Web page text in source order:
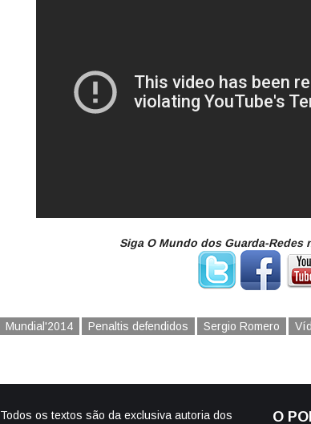
Siga O Mundo dos Guarda-Redes
Mundial'2014 Penaltis defendidos Sergio Romero
Todos os textos são da exclusiva autoria dos
O